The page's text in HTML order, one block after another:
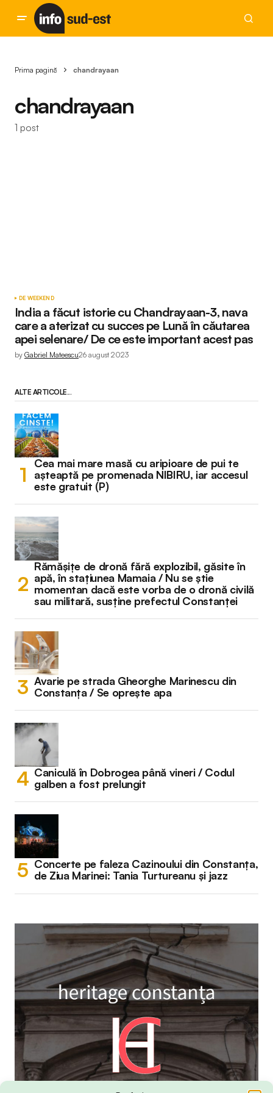
Prima pagină chandrayaan
chandrayaan
1 post
DE WEEKEND
India a făcut istorie cu Chandrayaan-3, nava
care a aterizat cu succes pe Lună în căutarea
apei selenare/ De ce este important acest pas
by Gabriel Mateescu26 august 2023
ALTE ARTICOLE...
Cea mai mare masă cu aripioare de pui te
așteaptă pe promenada NIBIRU, iar accesul
este gratuit (P)
Rămășițe de dronă fără explozibil, găsite în
apă, în stațiunea Mamaia / Nu se știe
momentan dacă este vorba de o dronă civilă
sau militară, susține prefectul Constanței
Avarie pe strada Gheorghe Marinescu din
Constanța / Se oprește apa
Caniculă în Dobrogea până vineri / Codul
galben a fost prelungit
Concerte pe faleza Cazinoului din Constanța,
de Ziua Marinei: Tania Turtureanu și jazz